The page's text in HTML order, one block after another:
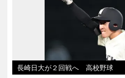
長崎日大が２回戦へ 高校野球